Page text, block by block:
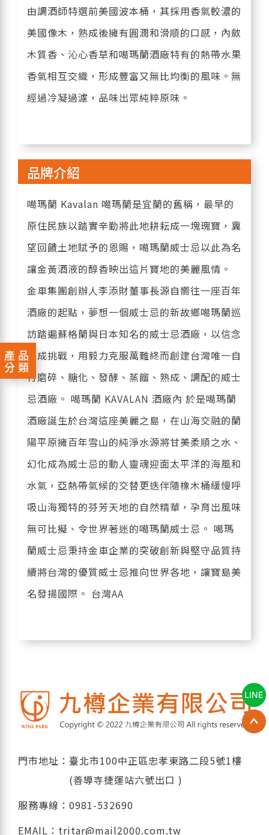
產品
分類
由調酒師特選前美國波本桶，其採用香氣較濃的
美國像木，熟成後擁有圓潤和滑順的口感，內斂
木質香、沁心香草和噶瑪蘭酒廠特有的熱帶水果
香氣相互交織，形成豐富又無比均衡的風味。無
經過冷凝過濾，品味出眾純粹原味。
品牌介紹
噶瑪蘭 Kavalan 噶瑪蘭是宜蘭的舊稱，最早的
原住民族以踏實辛勤將此地耕耘成一塊瑰寶，冀
望回饋土地賦予的恩賜，噶瑪蘭威士忌以此為名
讓金黃酒液的醇香映出這片寶地的美麗風情。
金車集團創辦人李添財董事長源自嚮往一座百年
酒廠的起點，夢想一個威士忌的新故鄉噶瑪蘭巡
訪踏遍蘇格蘭與日本知名的威士忌酒廠，以信念
完成挑戰，用毅力克服萬難終而創建台灣唯一自
行磨碎、糖化、發酵、蒸餾、熟成、調配的威士
忌酒廠。 噶瑪蘭 KAVALAN 酒廠內 於是噶瑪蘭
酒廠誕生於台灣這座美麗之島，在山海交融的蘭
陽平原擁百年雪山的純淨水源將甘美柔順之水、
幻化成為威士忌的動人靈魂迎面太平洋的海風和
水氣，亞熱帶氣候的交替更迭伴隨橡木桶緩慢呼
吸山海獨特的芬芳天地的自然精華，孕育出風味
無可比擬、令世界著迷的噶瑪蘭威士忌。 噶瑪
蘭威士忌秉持金車企業的突破創新與堅守品質持
續將台灣的優質威士忌推向世界各地，讓寶島美
名發揚國際。 台灣AA
門市地址：臺北市100中正區忠孝東路二段5號1樓
(善導寺捷運站六號出口 )
服務專線： 0981-532690
EMAIL： tritar@mail2000.com.tw